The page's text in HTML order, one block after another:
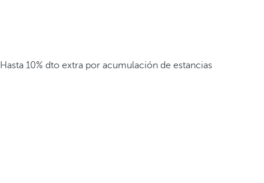
Hasta 10% dto extra por acumulación de estancias